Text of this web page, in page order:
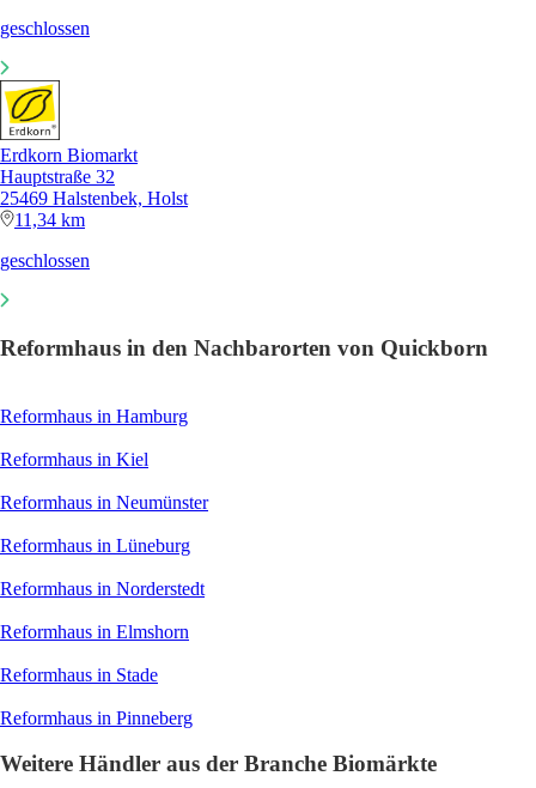
geschlossen
Erdkorn Biomarkt
Hauptstraße 32
25469 Halstenbek, Holst
11,34 km
geschlossen
Reformhaus in den Nachbarorten von Quickborn
Reformhaus in Hamburg
Reformhaus in Kiel
Reformhaus in Neumünster
Reformhaus in Lüneburg
Reformhaus in Norderstedt
Reformhaus in Elmshorn
Reformhaus in Stade
Reformhaus in Pinneberg
Weitere Händler aus der Branche Biomärkte